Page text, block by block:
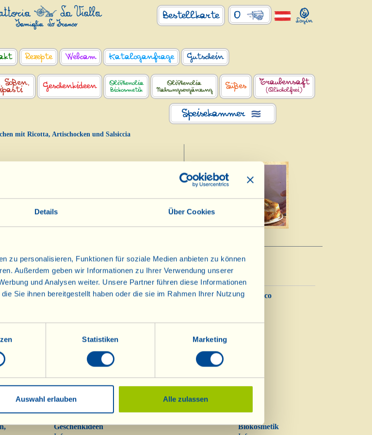
Details Über Cookies
zu personalisieren, Funktionen für soziale Medien anbieten zu können
Außerdem geben wir Informationen zu Ihrer Verwendung unserer
und Analysen weiter. Unsere Partner führen diese Informationen
Sie ihnen bereitgestellt haben oder die sie im Rahmen Ihrer Nutzung
Statistiken Marketing
Auswahl erlauben Alle zulassen
0
Bestellkarte
Rezepte Webcam Kataloganfrage Gutschein
Geschenkideen
OliPhenolia
Biokosmetik
OliPhenolia
Nahrungsergänzung
Süßes Traubensaft
(Alkoholfrei)
Speisekammer
mit Ricotta, Artischocken und Salsiccia
Salsiccia
dynamischen Kalenders: Frucht
Olivenöl
Balsamico
Geschenkideen
Biokosmetik